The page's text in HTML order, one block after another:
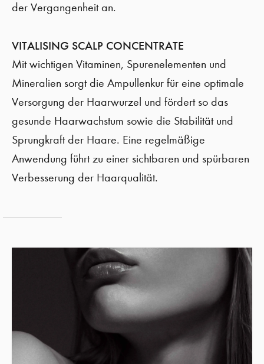
der Vergangenheit an.
VITALISING SCALP CONCENTRATE
Mit wichtigen Vitaminen, Spurenelementen und
Mineralien sorgt die Ampullenkur für eine optimale
Versorgung der Haarwurzel und fördert so das
gesunde Haarwachstum sowie die Stabilität und
Sprungkraft der Haare. Eine regelmäßige
Anwendung führt zu einer sichtbaren und spürbaren
Verbesserung der Haarqualität.